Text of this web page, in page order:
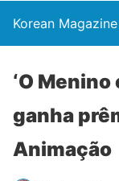
Korean Magazine
‘O Menino
ganha
Animação